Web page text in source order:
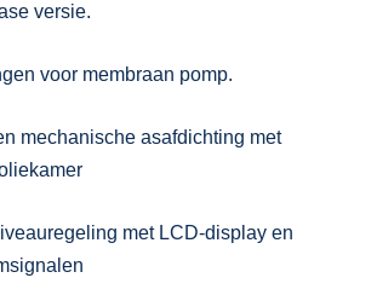
versie.
voor membraan pomp.
mechanische asafdichting met
met LCD-display en